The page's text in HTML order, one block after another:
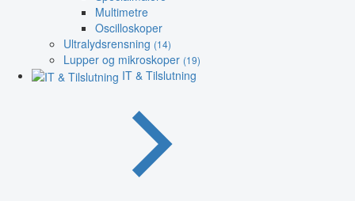
Multimetre
Oscilloskoper
Ultralydsrensning (14)
Lupper og mikroskoper (19)
IT & Tilslutning